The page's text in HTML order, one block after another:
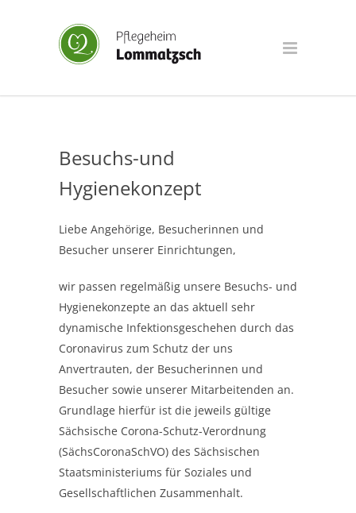
Besuchs-und
Hygienekonzept
Liebe Angehörige, Besucherinnen und
Besucher unserer Einrichtungen,
wir passen regelmäßig unsere Besuchs- und
Hygienekonzepte an das aktuell sehr
dynamische Infektionsgeschehen durch das
Coronavirus zum Schutz der uns
Anvertrauten, der Besucherinnen und
Besucher sowie unserer Mitarbeitenden an.
Grundlage hierfür ist die jeweils gültige
Sächsische Corona-Schutz-Verordnung
(SächsCoronaSchVO) des Sächsischen
Staatsministeriums für Soziales und
Gesellschaftlichen Zusammenhalt.